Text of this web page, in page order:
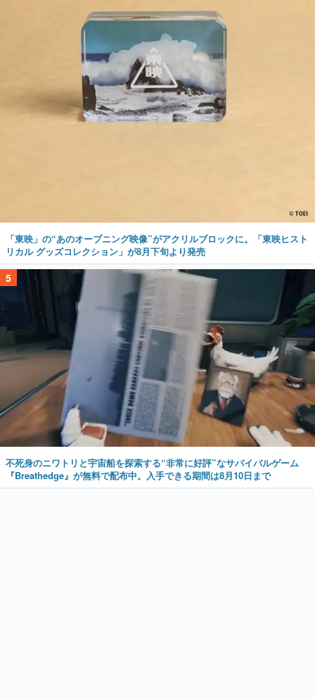
「東映」の“あのオープニング映像”がアクリルブロックに。「東映ヒスト
リカル グッズコレクション」が8月下旬より発売
5
不死身のニワトリと宇宙船を探索する“非常に好評”なサバイバルゲーム
『Breathedge』が無料で配布中。入手できる期間は8月10日まで